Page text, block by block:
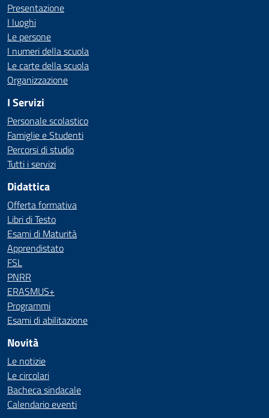
Presentazione
I luoghi
Le persone
I numeri della scuola
Le carte della scuola
Organizzazione
I Servizi
Personale scolastico
Famiglie e Studenti
Percorsi di studio
Tutti i servizi
Didattica
Offerta formativa
Libri di Testo
Esami di Maturità
Apprendistato
FSL
PNRR
ERASMUS+
Programmi
Esami di abilitazione
Novità
Le notizie
Le circolari
Bacheca sindacale
Calendario eventi